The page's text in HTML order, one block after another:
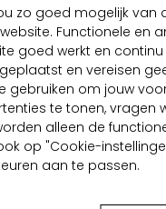
zo goed mogelijk van
Functionele en
goed werkt en
en vereisen
gebruiken om jouw
te tonen, vragen
alleen de
op "Cookie-
aan te passen.
&
&
Revival
Katoen